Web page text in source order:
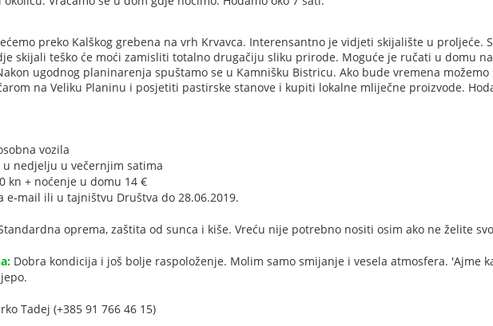
preko Kalškog grebena na vrh Krvavca. Interensantno je vidjeti skijalište u proljeće.
skijali teško će moći zamisliti totalno drugačiju sliku prirode. Moguće je ručati u domu na
ugodnog planinarenja spuštamo se u Kamnišku Bistricu. Ako bude vremena možemo
na Veliku Planinu i posjetiti pastirske stanove i kupiti lokalne mliječne proizvode.
vozila
u nedjelju u večernjim satima
kn + noćenje u domu 14 €
e-mail ili u tajništvu Društva do 28.06.2019.
oprema, zaštita od sunca i kiše. Vreću nije potrebno nositi osim ako ne želite
Dobra kondicija i još bolje raspoloženje. Molim samo smijanje i vesela atmosfera. 'Ajme
Tadej (+385 91 766 46 15)